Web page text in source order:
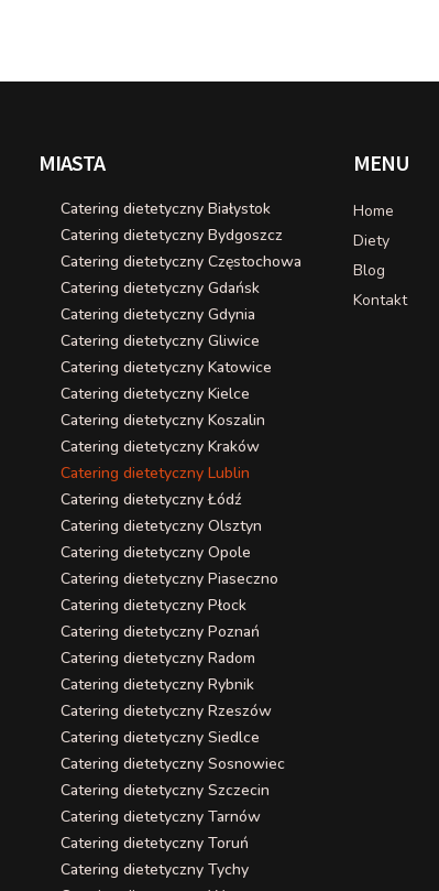
MIASTA
Catering dietetyczny Białystok
Catering dietetyczny Bydgoszcz
Catering dietetyczny Częstochowa
Catering dietetyczny Gdańsk
Catering dietetyczny Gdynia
Catering dietetyczny Gliwice
Catering dietetyczny Katowice
Catering dietetyczny Kielce
Catering dietetyczny Koszalin
Catering dietetyczny Kraków
Catering dietetyczny Lublin
Catering dietetyczny Łódź
Catering dietetyczny Olsztyn
Catering dietetyczny Opole
Catering dietetyczny Piaseczno
Catering dietetyczny Płock
Catering dietetyczny Poznań
Catering dietetyczny Radom
Catering dietetyczny Rybnik
Catering dietetyczny Rzeszów
Catering dietetyczny Siedlce
Catering dietetyczny Sosnowiec
Catering dietetyczny Szczecin
Catering dietetyczny Tarnów
Catering dietetyczny Toruń
Catering dietetyczny Tychy
MENU
Home
Diety
Blog
Kontakt